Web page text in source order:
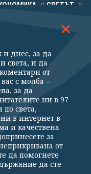
СВЕТЪТ
КАЛЕЙДОСКОП
поверителност
За Клуб Z
ни
ЕООД, София, ул. "Алеко
и днес, за да
света, и да
от
с молба –
за да
ни в 97
света,
в интернет в
и качествена
за
от
да помогнете
да сте